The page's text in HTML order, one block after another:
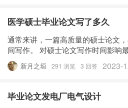
医学硕士毕业论文写了多久
通常来讲，一篇高质量的硕士论文
间写作。 对硕士论文写作时间影响
情况下，文科类的专业写作时间会
做好选题与查找资料等环节，就能按
新月之垣 291 浏览 3 回答 2023-
毕业论文发电厂电气设计